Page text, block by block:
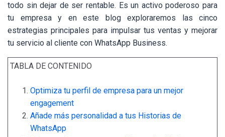
todo sin dejar de ser rentable. Es un activo poderoso para
tu empresa y en este blog exploraremos las cinco
estrategias principales para impulsar tus ventas y mejorar
tu servicio al cliente con WhatsApp Business.
TABLA DE CONTENIDO
Optimiza tu perfil de empresa para un mejor
engagement
Añade más personalidad a tus Historias de
WhatsApp